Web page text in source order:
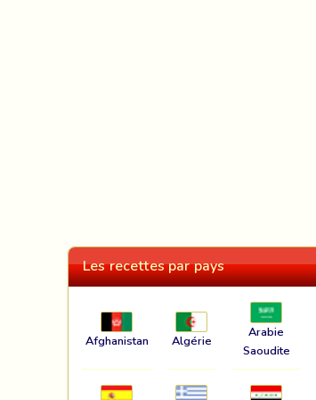
Les recettes par pays
Afghanistan Algérie
Arabie
Saoudite